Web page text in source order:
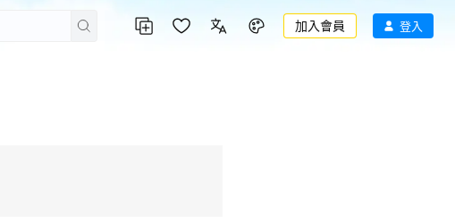
加入會員 登入